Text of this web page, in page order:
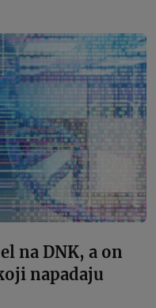
na DNK, a on
napadaju